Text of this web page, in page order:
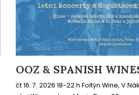
OOZ & SPANISH
čt 16. 7. 2026 18-22 h Foltýn Wine, V